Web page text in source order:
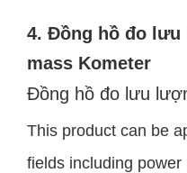
4. Đồng hồ đo lưu
mass Kometer
Đồng hồ đo lưu
This product can be
fields including